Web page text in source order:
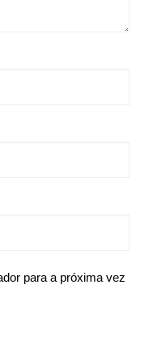
para a próxima vez